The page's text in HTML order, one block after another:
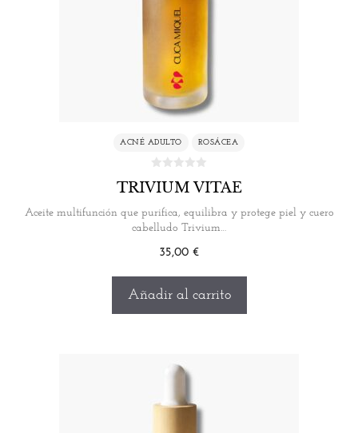
ACNÉ ADULTO ROSÁCEA
TRIVIUM VITAE
Aceite multifunción que purifica, equilibra y protege piel y cuero
cabelludo Trivium…
35,00 €
Añadir al carrito